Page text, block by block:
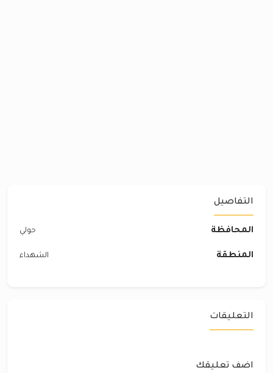
التفاصيل
المحافظة حولي
المنطقة الشهداء
التعليقات
اضف تعليقك